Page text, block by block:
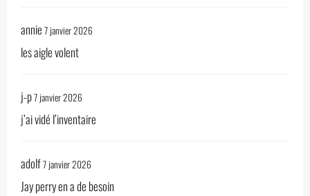
annie 7 janvier 2026
les aigle volent
j-p7 janvier 2026
j’ai vidé l’inventaire
adolf7 janvier 2026
Jay perry en a de besoin